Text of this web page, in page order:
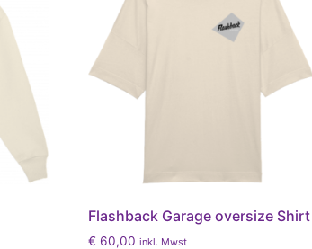
Flashback Garage oversize Shirt
€ 60,00 inkl. Mwst